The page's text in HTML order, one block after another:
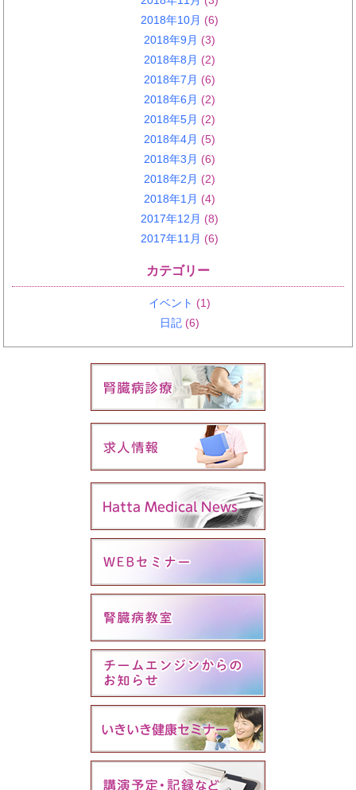
2018年10月 (6)
2018年9月 (3)
2018年8月 (2)
2018年7月 (6)
2018年6月 (2)
2018年5月 (2)
2018年4月 (5)
2018年3月 (6)
2018年2月 (2)
2018年1月 (4)
2017年12月 (8)
2017年11月 (6)
カテゴリー
イベント (1)
日記 (6)